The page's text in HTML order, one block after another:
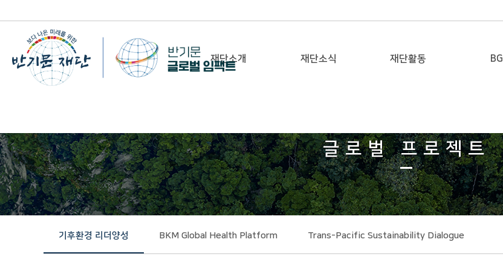
재단소개 재단소식 재단활동 BGI
비전&미션
정관/설립취지문
함께 하는 사람들
조직도
위치 및 연락처
재단일보 행사
갤러리
글로벌 프로젝트
기후환경 리더양성 BKM Global Health Platform Trans-Pacific Sustainability Dialogue